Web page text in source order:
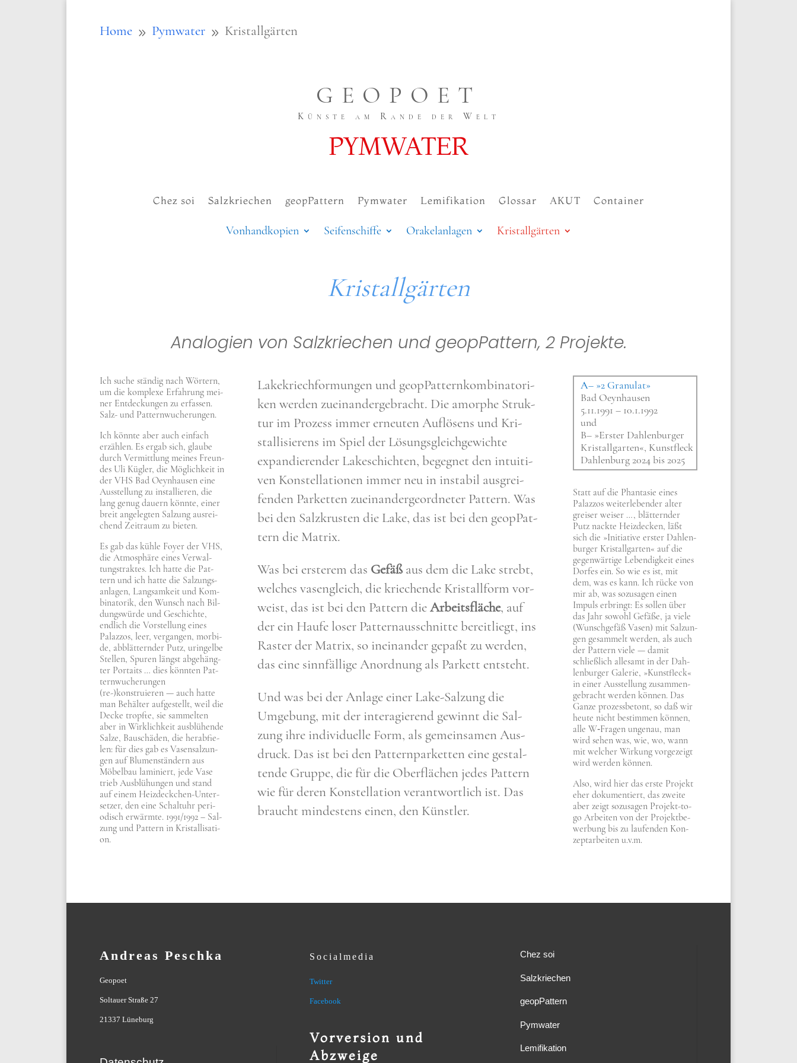
Home 9 Pymwater 9 Kristallgärten
GEOPOET
Künste am Rande der Welt
PYMWATER
Chez soi Salzkriechen geopPattern Pymwater Lemifikation Glossar AKUT Container
Vonhandkopien Seifenschiffe Orakelanlagen Kristallgärten
Kri­st­all­gär­ten
Ana­lo­gien von Salz­krie­chen und geopPat­tern, 2 Pro­jek­te.
Ich suche stän­dig nach Wör­tern,
um die kom­ple­xe Erfah­rung mei­
ner Ent­deckun­gen zu erfas­sen.
Salz- und Pat­tern­wu­che­run­gen.
Ich könn­te aber auch ein­fach
erzäh­len. Es ergab sich, glau­be
durch Ver­mitt­lung mei­nes Freun­
des Uli Küg­ler, die Mög­lich­keit in
der VHS Bad Oeyn­hau­sen eine
Aus­stel­lung zu instal­lie­ren, die
lang genug dau­ern könn­te, einer
breit ange­leg­ten Sal­zung aus­rei­
chend Zeit­raum zu bie­ten.
Es gab das küh­le Foy­er der VHS,
die Atmo­sphä­re eines Ver­wal­
tungs­trak­tes. Ich hat­te die Pat­
tern und ich hat­te die Sal­zungs­
an­la­gen, Lang­sam­keit und Kom­
bi­na­to­rik, den Wunsch nach Bil­
dungs­wür­de und Geschich­te,
end­lich die Vor­stel­lung eines
Palaz­zos, leer, ver­gan­gen, mor­bi­
de, abblät­tern­der Putz, urin­gel­be
Stel­len, Spu­ren längst abge­häng­
ter Por­taits … dies könn­ten Pat­
tern­wu­che­run­gen
(re-)konstruieren — auch hat­te
man Behäl­ter auf­ge­stellt, weil die
Decke tropf­te, sie sam­mel­ten
aber in Wirk­lich­keit aus­blü­hen­de
Sal­ze, Bau­schä­den, die her­ab­fie­
len: für dies gab es Vasen­sal­zun­
gen auf Blu­men­stän­dern aus
Möbel­bau lami­niert, jede Vase
trieb Aus­blü­hun­gen und stand
auf einem Heiz­deck­chen-Unter­
set­zer, den eine Schalt­uhr peri­
odisch erwärm­te. 1991/​1992 – Sal­
zung und Pat­tern in Kri­stal­li­sa­ti­
on.
Lake­kriech­for­mun­gen und geopPat­tern­kom­bi­na­to­ri­
ken wer­den zuein­an­der­ge­bracht. Die amor­phe Struk­
tur im Pro­zess immer erneu­ten Auf­lö­sens und Kri­
stal­li­sie­rens im Spiel der Lösungs­gleich­ge­wich­te
expan­die­ren­der Lake­schich­ten, begeg­net den intui­ti­
ven Kon­stel­la­tio­nen immer neu in insta­bil aus­grei­
fen­den Par­ket­ten zuein­an­der­ge­ord­ne­ter Pat­tern. Was
bei den Salz­kru­sten die Lake, das ist bei den geopPat­
tern die Matrix.
Was bei erste­rem das Gefäßaus dem die Lake strebt,
wel­ches vasen­gleich, die krie­chen­de Kri­stall­form vor­
weist, das ist bei den Pat­tern dieArbeits­flä­che, auf
der ein Hau­fe loser Pat­tern­aus­schnit­te bereit­liegt, ins
Raster der Matrix, so inein­an­der gepaßt zu wer­den,
das eine sinn­fäl­li­ge Anord­nung als Par­kett ent­steht.
Und was bei der Anla­ge einer Lake-Sal­zung die
Umge­bung, mit der inter­agie­rend gewinnt die Sal­
zung ihre indi­vi­du­el­le Form, als gemein­sa­men Aus­
druck. Das ist bei den Pat­tern­par­ket­ten eine gestal­
ten­de Grup­pe, die für die Ober­flä­chen jedes Pat­tern
wie für deren Kon­stel­la­ti­on ver­ant­wort­lich ist. Das
braucht min­de­stens einen, den Künst­ler.
A– »2 Gra­nu­lat»
Bad Oeyn­hau­sen
5.11.1991 – 10.1.1992
und
B– »Erster Dah­len­bur­ger
Kri­stall­gar­ten«, Kunst­fleck
Dah­len­burg 2024 bis 2025
Statt auf die Phan­ta­sie eines
Palaz­zos wei­ter­le­ben­der alter
grei­ser wei­ser …, blät­tern­der
Putz nack­te Heiz­decken, läßt
sich die »Initia­ti­ve erster Dah­len­
bur­ger Kri­stall­gar­ten« auf die
gegen­wär­ti­ge Leben­dig­keit eines
Dor­fes ein. So wie es ist, mit
dem, was es kann. Ich rücke von
mir ab, was sozu­sa­gen einen
Impuls erbringt: Es sol­len über
das Jahr sowohl Gefä­ße, ja vie­le
(Wunsch­ge­fäß Vasen) mit Sal­zun­
gen gesam­melt wer­den, als auch
der Pat­tern vie­le — damit
schließ­lich alle­samt in der Dah­
len­bur­ger Gale­rie, »Kunst­fleck«
in einer Aus­stel­lung zusam­men­
ge­bracht wer­den kön­nen. Das
Gan­ze pro­zess­be­tont, so daß wir
heu­te nicht bestim­men kön­nen,
alle W‑Fragen unge­nau, man
wird sehen was, wie, wo, wann
mit wel­cher Wir­kung vor­ge­zeigt
wird wer­den kön­nen.
Also, wird hier das erste Pro­jekt
eher doku­men­tiert, das zwei­te
aber zeigt sozu­sa­gen Pro­jekt-to-
go Arbei­ten von der Pro­jekt­be­
wer­bung bis zu lau­fen­den Kon­
zept­ar­bei­ten u.v.m.
Andreas Peschka
Geopoet
Soltauer Straße 27
21337 Lüneburg
Socialmedia
Twitter
Facebook
Vorversion und
Abzweige
Chez soi
Salzkriechen
geopPattern
Pymwater
Lemifikation